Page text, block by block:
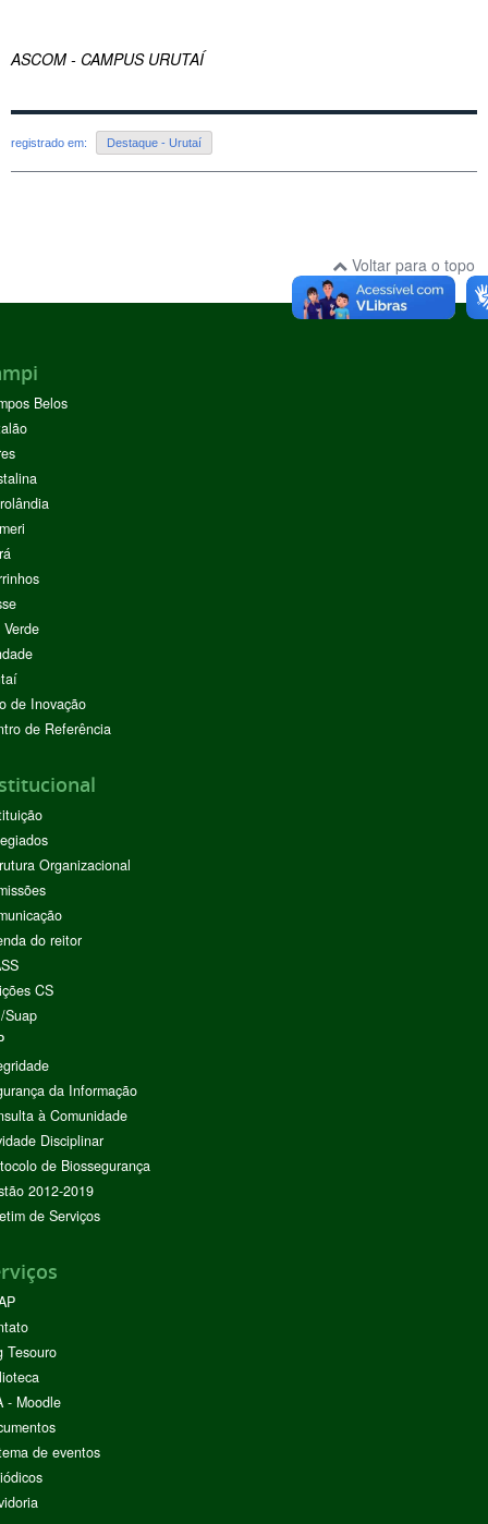
ASCOM - CAMPUS URUTAÍ
registrado em: Destaque - Urutaí
Voltar para o topo
Belos
de Inovação
de Referência
Organizacional
do reitor
CS
Suap
da Informação
à Comunidade
Disciplinar
de Biossegurança
2012-2019
de Serviços
Tesouro
- Moodle
de eventos